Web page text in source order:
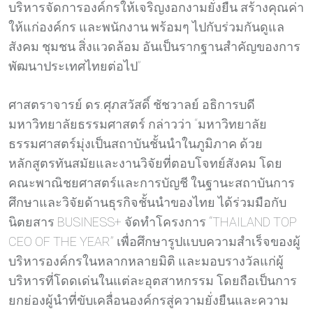
บริหารจัดการองค์กรให้เจริญงอกงามยั่งยืน สร้างคุณค่า
ให้แก่องค์กร และพนักงาน พร้อมๆ ไปกับร่วมกันดูแล
สังคม ชุมชน สิ่งแวดล้อม อันเป็นรากฐานสำคัญของการ
พัฒนาประเทศไทยต่อไป”
ศาสตราจารย์ ดร.ศุภสวัสดิ์ ชัชวาลย์ อธิการบดี
มหาวิทยาลัยธรรมศาสตร์ กล่าวว่า “มหาวิทยาลัย
ธรรมศาสตร์มุ่งเป็นสถาบันชั้นนำในภูมิภาค ด้วย
หลักสูตรทันสมัยและงานวิจัยที่ตอบโจทย์สังคม โดย
คณะพาณิชยศาสตร์และการบัญชี ในฐานะสถาบันการ
ศึกษาและวิจัยด้านธุรกิจชั้นนำของไทย ได้ร่วมมือกับ
นิตยสาร BUSINESS+ จัดทำโครงการ “THAILAND TOP
CEO OF THE YEAR” เพื่อศึกษารูปแบบความสำเร็จของผู้
บริหารองค์กรในหลากหลายมิติ และมอบรางวัลแก่ผู้
บริหารที่โดดเด่นในแต่ละอุตสาหกรรม โดยถือเป็นการ
ยกย่องผู้นำที่ขับเคลื่อนองค์กรสู่ความยั่งยืนและความ